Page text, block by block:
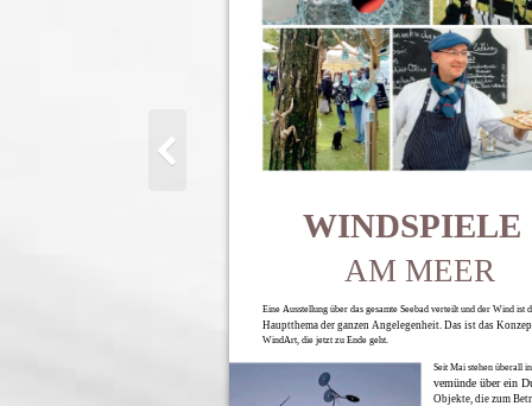
WINDSPIELE
AM MEER
Eine Ausstellung über das gesamte Seebad verteilt und der Wind ist
Hauptthema der ganzen Angelegenheit. Das ist das
WindArt, die jetzt zu Ende geht.
Seit Mai stehen überall
vemünde über ein
Objekte, die zum